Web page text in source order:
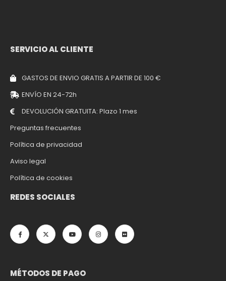
SERVICIO AL CLIENTE
GASTOS DE ENVIO GRATIS A PARTIR DE 100 €
ENVÍO EN 24-72h
DEVOLUCIÓN GRATUITA: Plazo 1 mes
Preguntas frecuentes
Política de privacidad
Aviso legal
Política de cookies
REDES SOCIALES
MÉTODOS DE PAGO